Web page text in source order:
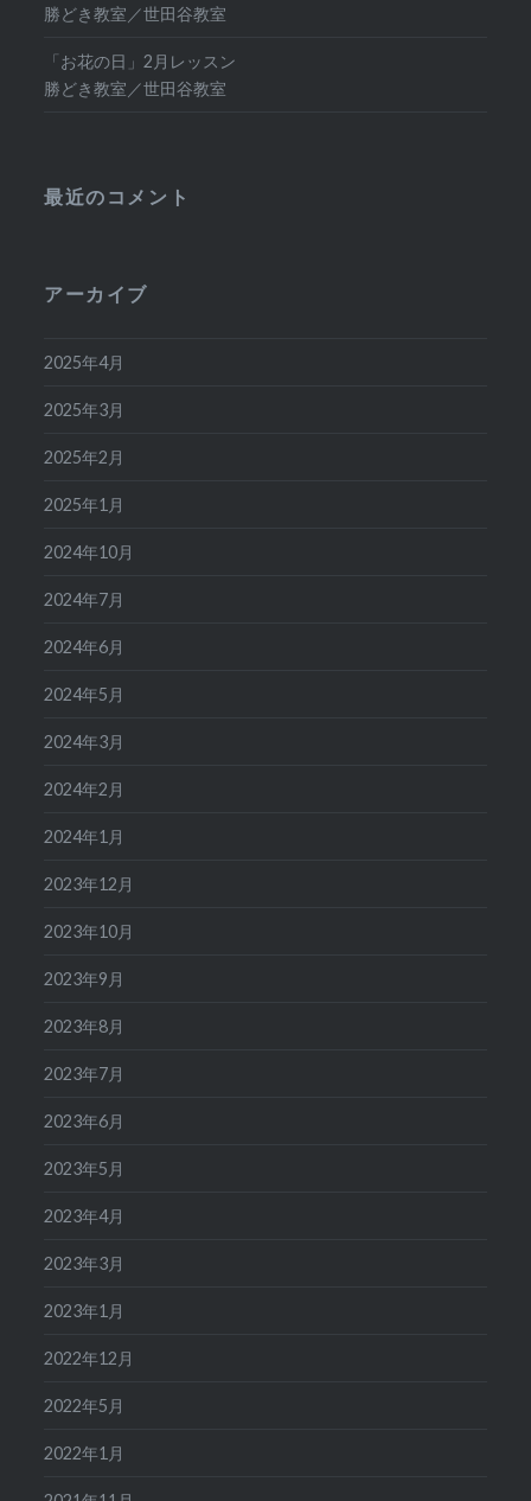
勝どき教室／世田谷教室
「お花の日」2月レッスン
勝どき教室／世田谷教室
最近のコメント
アーカイブ
2025年4月
2025年3月
2025年2月
2025年1月
2024年10月
2024年7月
2024年6月
2024年5月
2024年3月
2024年2月
2024年1月
2023年12月
2023年10月
2023年9月
2023年8月
2023年7月
2023年6月
2023年5月
2023年4月
2023年3月
2023年1月
2022年12月
2022年5月
2022年1月